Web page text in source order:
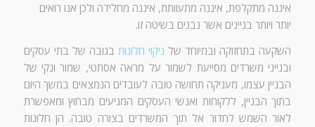
איננה מתקלפת, איננה מתעוותת, איננה מחלידה ולכן אנו רואים
יותר ויותר בניינים אשר נבנים בשיטה זו.
השקעה בתחזוקה ובמיוחד של ניקוי חלונות בגובה של בתי עסקים
ובנייני משרדים מסייעת לשמור על מראה אסתטי, שמור ונקי של
הבניין עצמו, מעניקה תחושה טובה לעובדים הנמצאים במשך היום
בתוך הבניין, ללקוחות ואנשי העסקים המגיעים מבחוץ ומאפשרת
לאור השמש לחדור אל תוך המשרדים בצורה טובה. הן חלונות